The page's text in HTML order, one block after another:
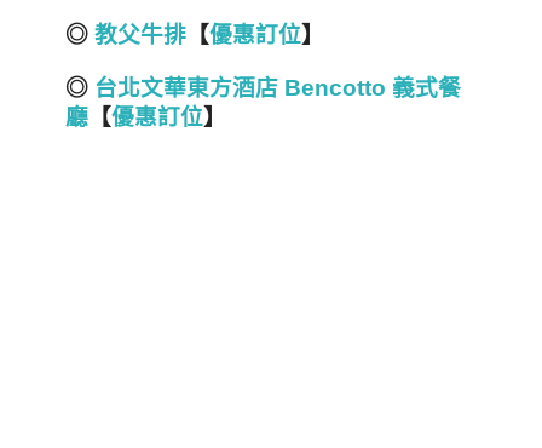
◎ 教父牛排 【優惠訂位】
◎ 台北文華東方酒店 Bencotto 義式餐
廳 【優惠訂位】